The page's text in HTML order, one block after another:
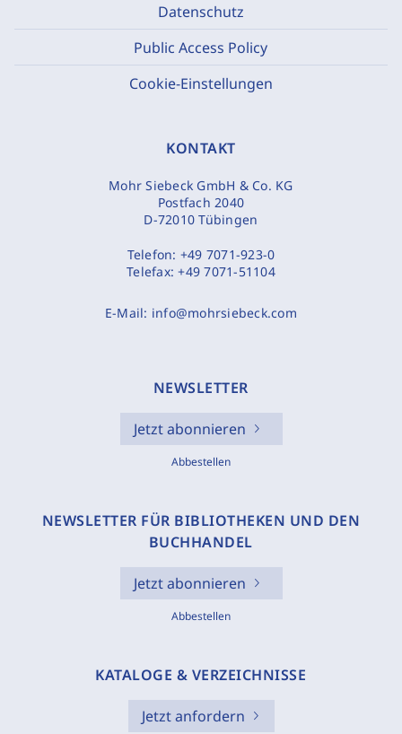
Datenschutz
Public Access Policy
Cookie-Einstellungen
KONTAKT
Mohr Siebeck GmbH & Co. KG
Postfach 2040
D-72010 Tübingen
Telefon: +49 7071-923-0
Telefax:+49 7071-51104
E-Mail: info@mohrsiebeck.com
NEWSLETTER
Jetzt abonnieren
Abbestellen
NEWSLETTER FÜR BIBLIOTHEKEN UND DEN
BUCHHANDEL
Jetzt abonnieren
Abbestellen
KATALOGE & VERZEICHNISSE
Jetzt anfordern